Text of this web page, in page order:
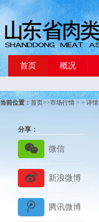
首页 概况
当前位置： 首页>>市场行情 > > 详情
分享：